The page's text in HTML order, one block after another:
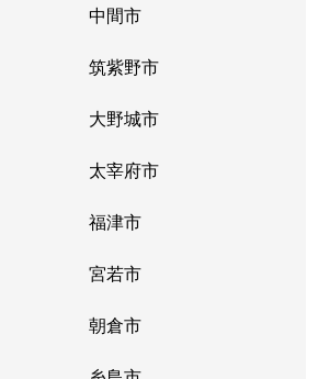
中間市
筑紫野市
大野城市
太宰府市
福津市
宮若市
朝倉市